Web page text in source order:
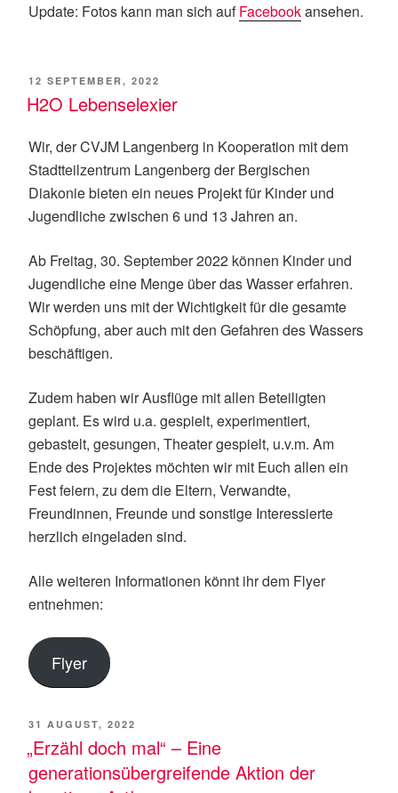
Update: Fotos kann man sich aufFacebookansehen.
VERÖFFENTLICHT
AM
12 SEPTEMBER, 2022
H2O Lebenselexier
Wir, der CVJM Langenberg in Kooperation mit dem
Stadtteilzentrum Langenberg der Bergischen
Diakonie bieten ein neues Projekt für Kinder und
Jugendliche zwischen 6 und 13 Jahren an.
Ab Freitag, 30. September 2022 können Kinder und
Jugendliche eine Menge über das Wasser erfahren.
Wir werden uns mit der Wichtigkeit für die gesamte
Schöpfung, aber auch mit den Gefahren des Wassers
beschäftigen.
Zudem haben wir Ausflüge mit allen Beteiligten
geplant. Es wird u.a. gespielt, experimentiert,
gebastelt, gesungen, Theater gespielt, u.v.m. Am
Ende des Projektes möchten wir mit Euch allen ein
Fest feiern, zu dem die Eltern, Verwandte,
Freundinnen, Freunde und sonstige Interessierte
herzlich eingeladen sind.
Alle weiteren Informationen könnt ihr dem Flyer
entnehmen:
Flyer
VERÖFFENTLICHT
AM
31 AUGUST, 2022
„Erzähl doch mal“ – Eine
generationsübergreifende Aktion der